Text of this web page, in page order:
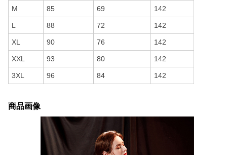
M 85 69 142
L 88 72 142
XL 90 76 142
XXL 93 80 142
3XL 96 84 142
商品画像